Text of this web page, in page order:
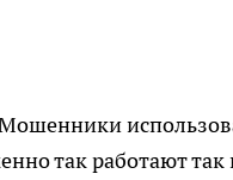
так работают